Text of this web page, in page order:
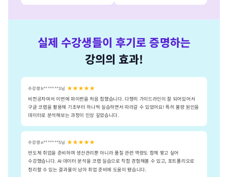
실제 수강생들이 후기로 증명하는
강의의 효과!
수강생 h*******3님 ★★★★★
비전공자여서 이번에 파이썬을 처음 접했습니다. 다행히 가이드라인이 잘 되어있어서
구글 코랩을 활용해 기초부터 하나씩 실습하면서 따라갈 수 있었어요! 특히 불량 원인을
데이터로 분석해보는 과정이 인상 깊었습니다.
수강생 n*******5님 ★★★★★
반도체 취업을 준비하며 생산관리뿐 아니라 품질 관련 역량도 함께 쌓고 싶어
수강했습니다. AI·데이터 분석을 코랩 실습으로 직접 경험해볼 수 있고, 포트폴리오로
정리할 수 있는 결과물이 남아 취업 준비에 도움이 됐습니다.